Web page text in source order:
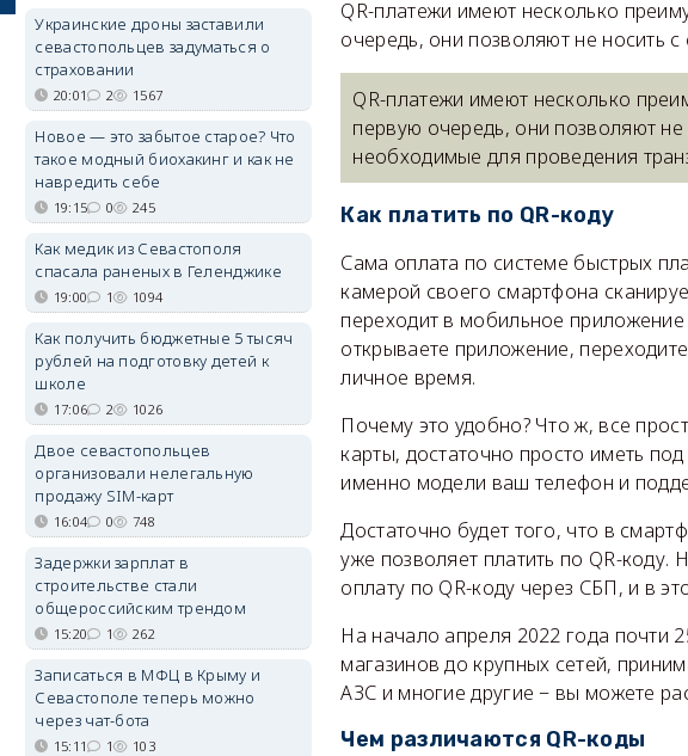
QR-платежи имеют несколько
очередь, они позволяют не носить
QR-платежи имеют несколько
первую очередь, они позволяют
необходимые для проведения
Как платить по QR-коду
Сама оплата по системе быстрых
камерой своего смартфона
переходит в мобильное
открываете приложение,
личное время.
Почему это удобно? Что ж, все
карты, достаточно просто иметь
именно модели ваш телефон и
Достаточно будет того, что в
уже позволяет платить по QR-
оплату по QR-коду через СБП, и в
На начало апреля 2022 года почти
магазинов до крупных сетей,
АЗС и многие другие − вы можете
Чем различаются QR-коды
Украинские дроны заставили
севастопольцев задуматься о
страховании
20:01 2 1567
Новое — это забытое старое? Что
такое модный биохакинг и как не
навредить себе
19:15 0 245
Как медик из Севастополя
спасала раненых в Геленджике
19:00 1 1094
Как получить бюджетные 5 тысяч
рублей на подготовку детей к
школе
17:06 2 1026
Двое севастопольцев
организовали нелегальную
продажу SIM-карт
16:04 0 748
Задержки зарплат в
строительстве стали
общероссийским трендом
15:20 1 262
Записаться в МФЦ в Крыму и
Севастополе теперь можно
через чат-бота
15:11 1 103